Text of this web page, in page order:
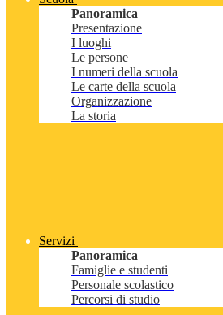
Panoramica
Presentazione
I luoghi
Le persone
I numeri della scuola
Le carte della scuola
Organizzazione
La storia
Servizi
Panoramica
Famiglie e studenti
Personale scolastico
Percorsi di studio